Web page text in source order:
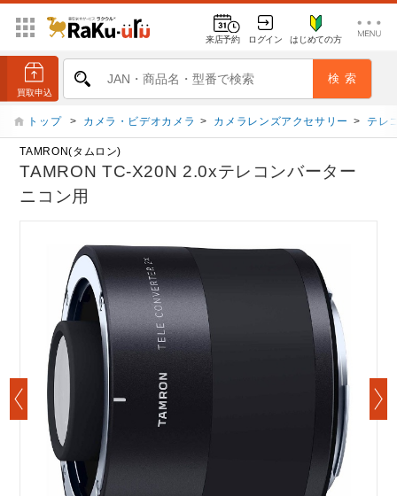
来店予約 ログイン はじめての方
トップ > カメラ・ビデオカメラ > カメラレンズアクセサリー > テレ
TAMRON(タムロン)
TAMRON TC-X20N 2.0xテレコンバーター
ニコン用